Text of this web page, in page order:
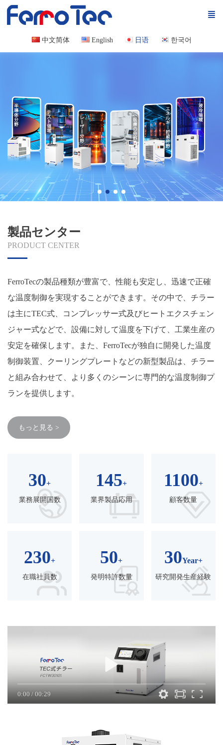
中文简体 English 日语 한국어
製品センター
PRODUCT CENTER
FerroTecの製品種類が豊富で、性能も安定し、迅速で正確
な温度制御を実現することができます。その中で、チラー
は主にTEC式、コンプレッサー式及びヒートエクスチェン
ジャー式などで、設備に対して温度を下げて、工業生産の
安定を確保します。また、FerroTecが独自に開発した温度
制御装置、クーリングプレートなどの新型製品は、チラー
と組み合わせて、より多くのシーンに専門的な温度制御プ
ランを提供します。
もっと見る >
30+
業務展開国数
145+
業界製品応用
1100+
顧客数量
230+
在職社員数
50+
発明特許数量
30Year+
研究開発生産経験
0:00/ 00:29